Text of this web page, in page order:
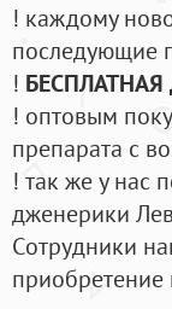
! каждому
последующие
!
! оптовым
препарата с
! так же у нас
дженерики
Cотрудники